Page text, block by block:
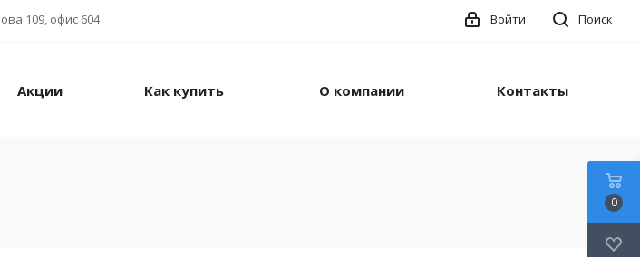
109, офис 604 Поиск
Войти
Акции Как купить О компании Контакты
0